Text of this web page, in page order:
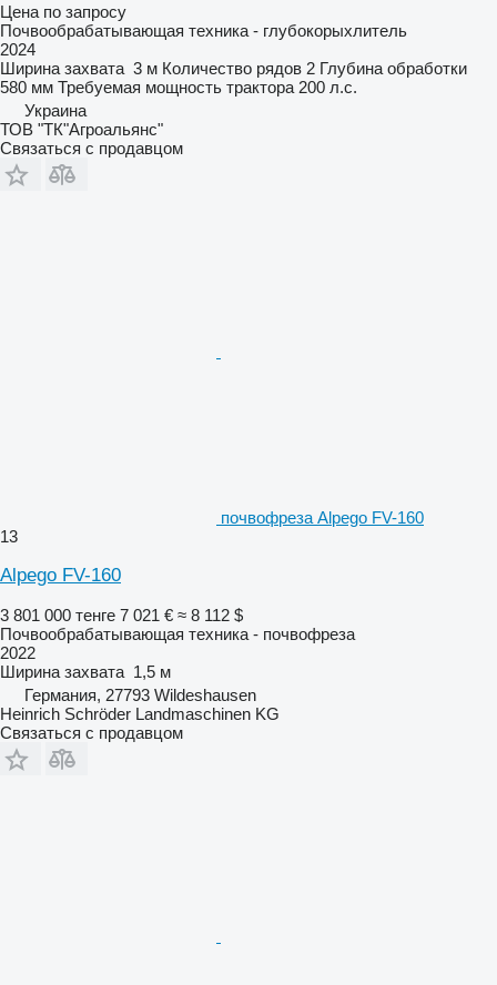
Цена по запросу
Почвообрабатывающая техника - глубокорыхлитель
2024
Ширина захвата 3 м Количество рядов 2 Глубина обработки
580 мм Требуемая мощность трактора 200 л.с.
Украина
ТОВ "ТК"Агроальянс"
Связаться с продавцом
почвофреза Alpego FV-160
13
Alpego FV-160
3 801 000 тенге 7 021 € ≈ 8 112 $
Почвообрабатывающая техника - почвофреза
2022
Ширина захвата 1,5 м
Германия, 27793 Wildeshausen
Heinrich Schröder Landmaschinen KG
Связаться с продавцом